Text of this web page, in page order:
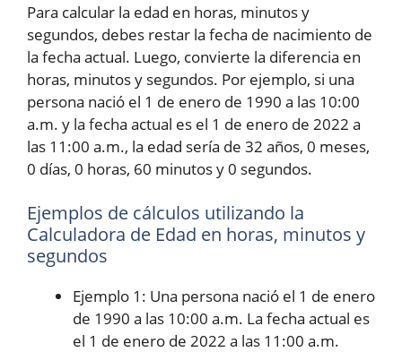
Para calcular la edad en horas, minutos y
segundos, debes restar la fecha de nacimiento de
la fecha actual. Luego, convierte la diferencia en
horas, minutos y segundos. Por ejemplo, si una
persona nació el 1 de enero de 1990 a las 10:00
a.m. y la fecha actual es el 1 de enero de 2022 a
las 11:00 a.m., la edad sería de 32 años, 0 meses,
0 días, 0 horas, 60 minutos y 0 segundos.
Ejemplos de cálculos utilizando la
Calculadora de Edad en horas, minutos y
segundos
Ejemplo 1: Una persona nació el 1 de enero
de 1990 a las 10:00 a.m. La fecha actual es
el 1 de enero de 2022 a las 11:00 a.m.